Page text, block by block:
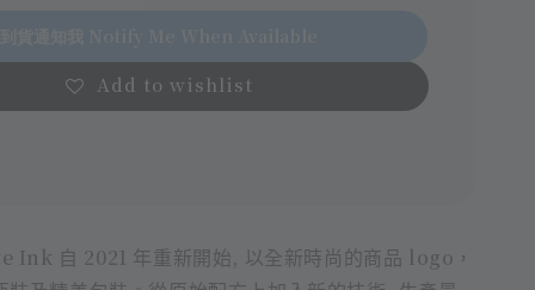
Add to wishlist
自 2021 年重新開始, 以全新時尚的商品 logo，